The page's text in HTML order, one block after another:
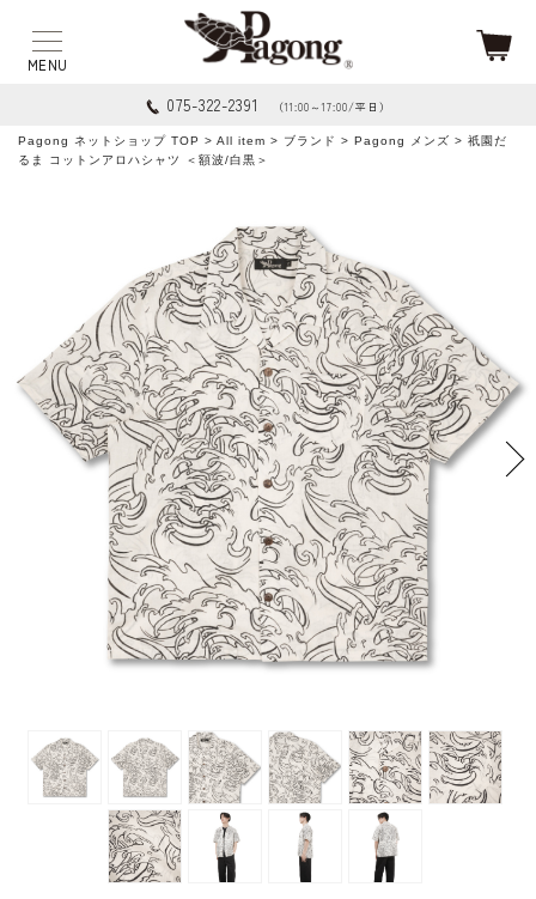
075-322-2391 （11:00～17:00/平日）
Pagong ネットショップ TOP > All item > ブランド > Pagong メンズ > 祇園だ
るま コットンアロハシャツ ＜額波/白黒＞